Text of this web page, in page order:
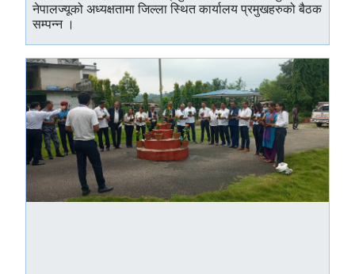
नेपालज्यूको अध्यक्षतामा जिल्ला स्थित कार्यालय प्रमुखहरुको बैठक
सम्पन्न ।